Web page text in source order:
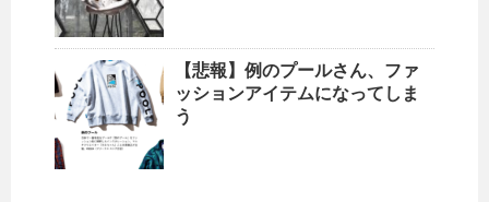
【悲報】例のプールさん、ファ
ッションアイテムになってしま
う